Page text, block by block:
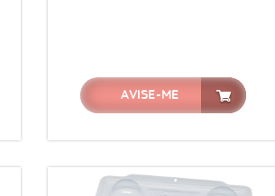
AVISE-ME